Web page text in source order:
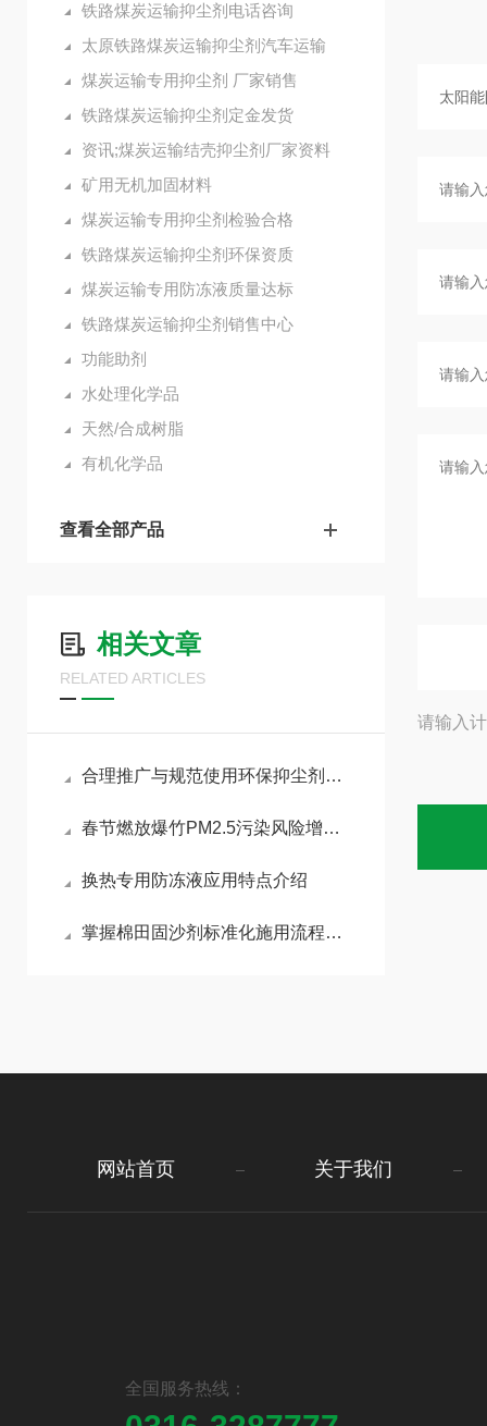
铁路煤炭运输抑尘剂电话咨询
太原铁路煤炭运输抑尘剂汽车运输
煤炭运输专用抑尘剂 厂家销售
铁路煤炭运输抑尘剂定金发货
资讯;煤炭运输结壳抑尘剂厂家资料
矿用无机加固材料
煤炭运输专用抑尘剂检验合格
铁路煤炭运输抑尘剂环保资质
煤炭运输专用防冻液质量达标
铁路煤炭运输抑尘剂销售中心
功能助剂
水处理化学品
天然/合成树脂
有机化学品
查看全部产品
相关文章
RELATED ARTICLES
合理推广与规范使用环保抑尘剂助力各行业扬尘达标治理
春节燃放爆竹PM2.5污染风险增加，如何做好污染防治工作
换热专用防冻液应用特点介绍
掌握棉田固沙剂标准化施用流程减少风沙侵蚀对棉苗的损伤
请输入
网站首页 关于我们
全国服务热线：